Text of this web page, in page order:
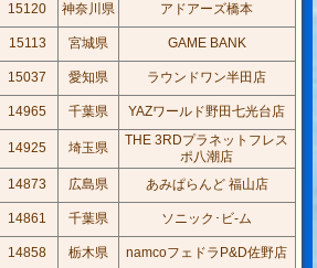
15120 神奈川県 アドアーズ橋本
15113 宮城県 GAME BANK
15037 愛知県 ラウンドワン半田店
14965 千葉県 YAZワールド野田七光台店
14925 埼玉県
THE 3RDプラネットフレス
ポ八潮店
14873 広島県 あみぱらんど 福山店
14861 千葉県 ソニック･ビ-ム
14858 栃木県 namcoフェドラP&D佐野店